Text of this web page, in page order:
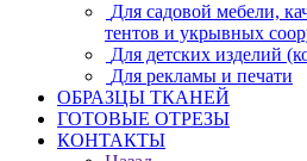
Для садовой мебели,
тентов и укрывных
Для детских изделий
Для рекламы и печати
ОБРАЗЦЫ ТКАНЕЙ
ГОТОВЫЕ ОТРЕЗЫ
КОНТАКТЫ